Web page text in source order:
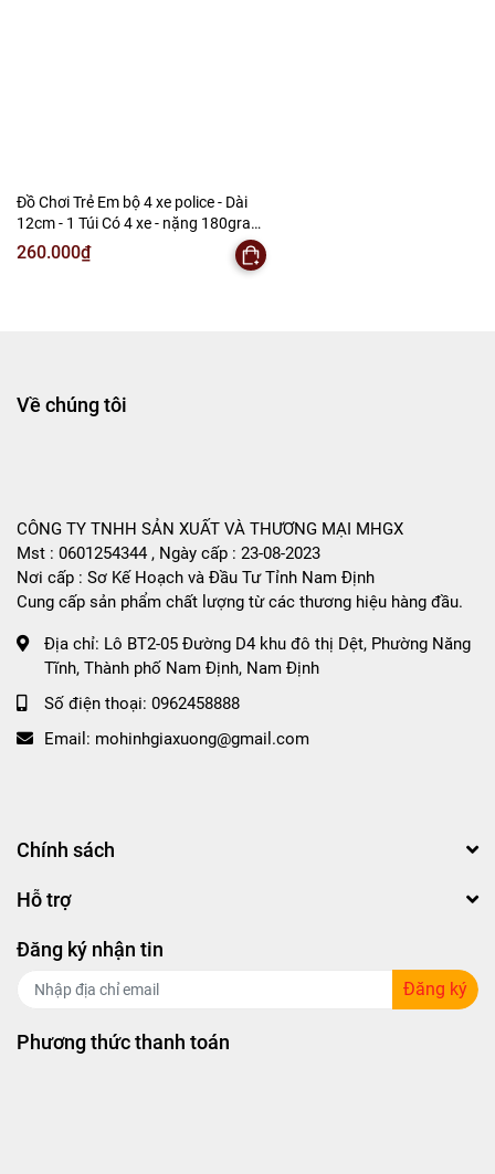
Đồ Chơi Trẻ Em bộ 4 xe police - Dài
12cm - 1 Túi Có 4 xe - nặng 180gram -
Bọc Túi - SKU : DC4 - ( VAT : DC3 )
K147-T2-S2
260.000₫
Về chúng tôi
CÔNG TY TNHH SẢN XUẤT VÀ THƯƠNG MẠI MHGX
Mst : 0601254344 , Ngày cấp : 23-08-2023
Nơi cấp : Sơ Kế Hoạch và Đầu Tư Tỉnh Nam Định
Cung cấp sản phẩm chất lượng từ các thương hiệu hàng đầu.
Địa chỉ: Lô BT2-05 Đường D4 khu đô thị Dệt, Phường Năng
Tĩnh, Thành phố Nam Định, Nam Định
Số điện thoại: 0962458888
Email: mohinhgiaxuong@gmail.com
Chính sách
Hỗ trợ
Đăng ký nhận tin
Đăng ký
Phương thức thanh toán